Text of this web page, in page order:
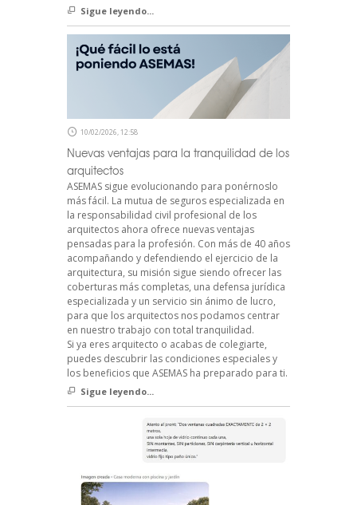
Sigue leyendo...
10/02/2026, 12:58
Nuevas ventajas para la tranquilidad de los
arquitectos
ASEMAS sigue evolucionando para ponérnoslo
más fácil. La mutua de seguros especializada en
la responsabilidad civil profesional de los
arquitectos ahora ofrece nuevas ventajas
pensadas para la profesión. Con más de 40 años
acompañando y defendiendo el ejercicio de la
arquitectura, su misión sigue siendo ofrecer las
coberturas más completas, una defensa jurídica
especializada y un servicio sin ánimo de lucro,
para que los arquitectos nos podamos centrar
en nuestro trabajo con total tranquilidad.
Si ya eres arquitecto o acabas de colegiarte,
puedes descubrir las condiciones especiales y
los beneficios que ASEMAS ha preparado para ti.
Sigue leyendo...